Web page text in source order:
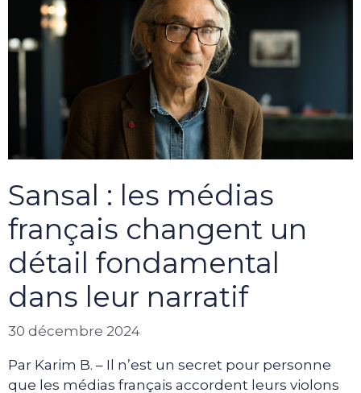
Sansal : les médias
français changent un
détail fondamental
dans leur narratif
30 décembre 2024
Par Karim B. – Il n’est un secret pour personne
que les médias français accordent leurs violons